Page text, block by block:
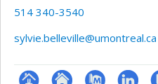
514 340-3540
sylvie.belleville@umontreal.ca